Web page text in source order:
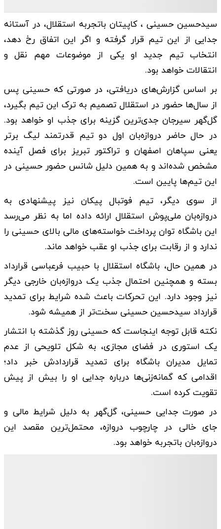
سیدحسین حسینی ، کاپیتان باتجربه استقلال، در آستانه
جدایی از این تیم قرار گرفته و اگر این اتفاق رخ دهد،
انتخاب تیم جدید او یکی از موضوعات مهم نقل و
انتقالات خواهد بود.
بر اساس گزارش‌های دریافتی، در صورتی که حسینی پس
از سال‌ها حضور در استقلال تصمیم به ترک این تیم بگیرد،
گل‌گهر سیرجان جدی‌ترین گزینه برای جذب او خواهد بود.
در حال حاضر دروازه‌بان اول دو تیم قدرتمند لیگ برتر
یعنی سپاهان اصفهان و تراکتور تبریز برای فصل آینده
مشخص شده‌اند و به همین دلیل شانس حضور حسینی در
این تیم‌ها پایین است.
از سوی دیگر، تیم فوتبال پیکان نیز پیشنهادی به
دروازه‌بان ملی‌پوش استقلال ارائه داده اما به نظر می‌رسد
این باشگاه توان پرداخت خواسته‌های مالی بالای حسینی را
ندارد و از رقابت برای جذب او عقب خواهد ماند.
در همین حال، باشگاه استقلال با حبیب فرعباسی قرارداد
بسته و همچنین احتمال جذب یک دروازه‌بان خارجی دیگر
نیز وجود دارد. این تحرکات باعث شده شرایط برای تمدید
قرارداد سیدحسین حسینی سخت‌تر از همیشه شود.
نکته قابل توجه اینجاست که حسینی روز گذشته با انتشار
یک استوری در فضای مجازی، به شکل تلویحی از عدم
تمایل مدیران باشگاه برای تمدید قراردادش خبر داد؛
اقدامی که گمانه‌زنی‌ها درباره جدایی او را بیش از پیش
تقویت کرده است.
در صورت جدایی حسینی، گل‌گهر به دلیل شرایط مالی و
جای خالی در چارچوب دروازه، محتمل‌ترین مقصد این
دروازه‌بان باتجربه خواهد بود.